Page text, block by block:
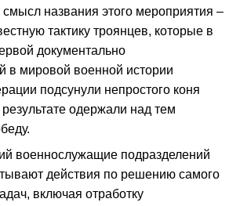
названия этого мероприятия –
тактику троянцев, которые в
документально
в мировой военной истории
подсунули непростого коня
одержали над тем
военнослужащие подразделений
действия по решению самого
включая отработку